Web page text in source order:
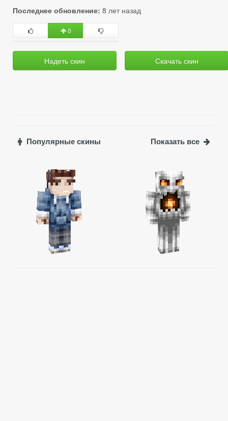
Последнее обновление: 8 лет назад
0
Надеть скин Скачать скин
Популярные скины Показать все